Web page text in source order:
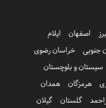
اصفهان
ایلام
جنوبی
خراسان رضوی
سیستان و بلوچستان
هرمزگان
همدان
گلستان
گیلان